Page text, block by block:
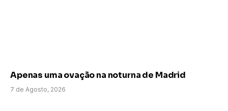
Apenas uma ovação na noturna de Madrid
7 de Agosto, 2026